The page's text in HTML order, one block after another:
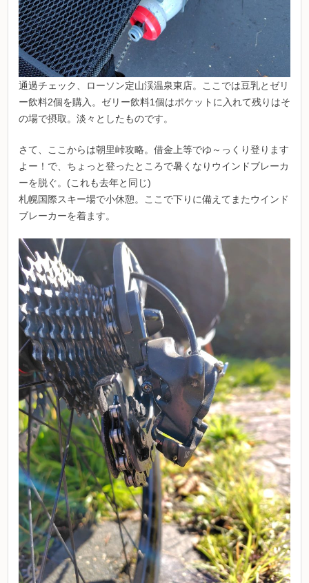
通過チェック、ローソン定山渓温泉東店。ここでは豆乳とゼリ
ー飲料2個を購入。ゼリー飲料1個はポケットに入れて残りはそ
の場で摂取。淡々としたものです。
さて、ここからは朝里峠攻略。借金上等でゆ～っくり登ります
よー！で、ちょっと登ったところで暑くなりウインドブレーカ
ーを脱ぐ。(これも去年と同じ)
札幌国際スキー場で小休憩。ここで下りに備えてまたウインド
ブレーカーを着ます。